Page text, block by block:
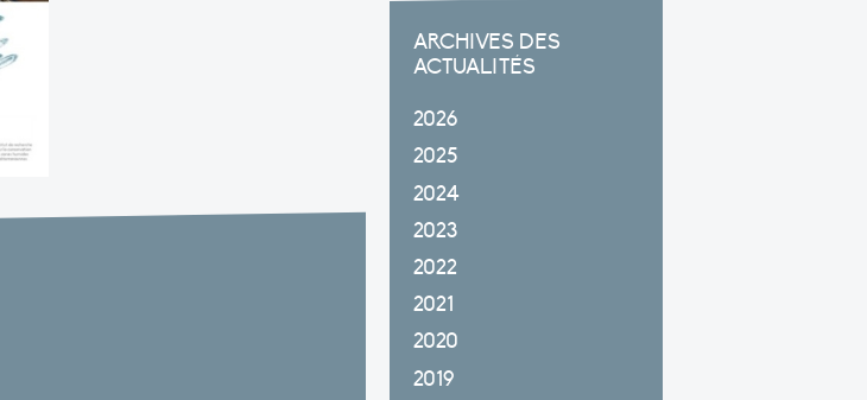
ARCHIVES DES
ACTUALITÉS
2026
2025
2024
2023
2022
2021
2020
2019